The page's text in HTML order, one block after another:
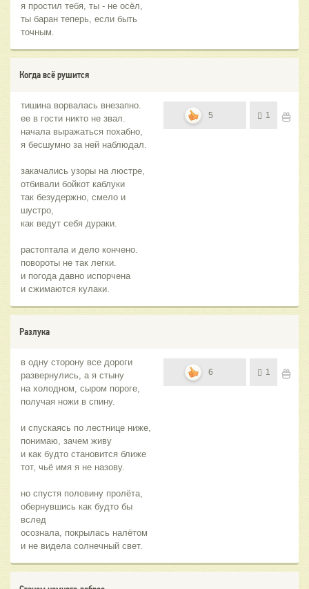
я простил тебя, ты - не осёл,
ты баран теперь, если быть
точным.
Когда всё рушится
тишина ворвалась внезапно.
ее в гости никто не звал.
начала выражаться похабно,
я бесшумно за ней наблюдал.
закачались узоры на люстре,
отбивали бойкот каблуки
так безудержно, смело и
шустро,
как ведут себя дураки.
растоптала и дело кончено.
повороты не так легки.
и погода давно испорчена
и сжимаются кулаки.
5 1
Разлука
в одну сторону все дороги
развернулись, а я стыну
на холодном, сыром пороге,
получая ножи в спину.
и спускаясь по лестнице ниже,
понимаю, зачем живу
и как будто становится ближе
тот, чьё имя я не назову.
но спустя половину пролёта,
обернувшись как будто бы
вслед
осознала, покрылась налётом
и не видела солнечный свет.
6 1